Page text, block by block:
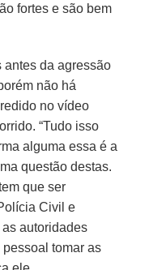
fortes e são bem
antes da agressão
não há
no vídeo
“Tudo isso
alguma essa é a
questão destas.
que ser
Civil e
autoridades
tomar as